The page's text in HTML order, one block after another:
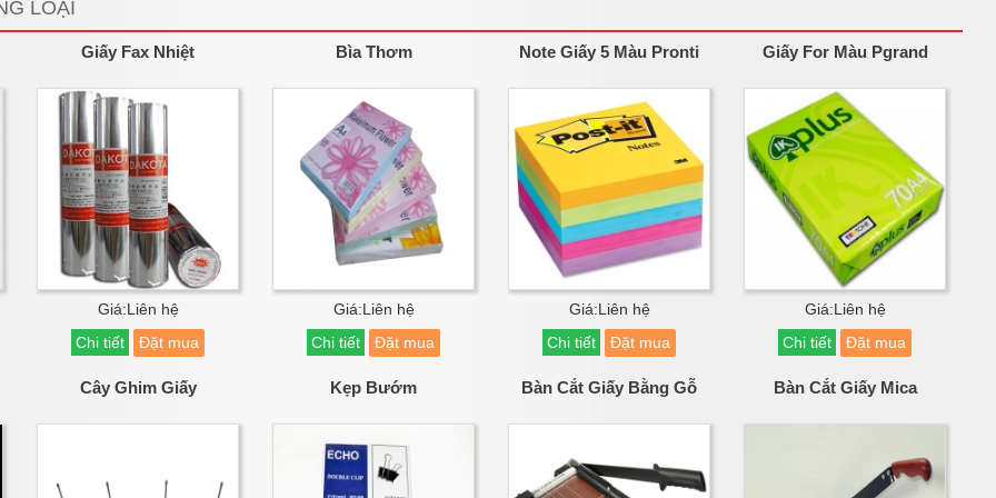
LOẠI
Giấy Fax Nhiệt
Giá:Liên hệ
Chi tiết
Đặt mua
Bìa Thơm
Giá:Liên hệ
Chi tiết
Đặt mua
Note Giấy 5 Màu Pronti
Giá:Liên hệ
Chi tiết
Đặt mua
Giấy For Màu Pgrand
Giá:Liên hệ
Chi tiết
Đặt mua
Cây Ghim Giấy Kẹp Bướm Bàn Cắt Giấy Bằng Gỗ Bàn Cắt Giấy Mica